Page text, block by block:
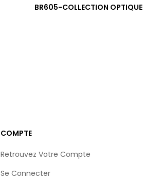
BR605-COLLECTION OPTIQUE
COMPTE
Retrouvez Votre Compte
Se Connecter